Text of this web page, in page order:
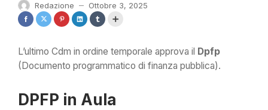
Redazione — Ottobre 3, 2025
L’ultimo Cdm in ordine temporale approva il Dpfp
(Documento programmatico di finanza pubblica).
DPFP in Aula